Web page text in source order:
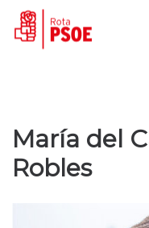
María del
Robles